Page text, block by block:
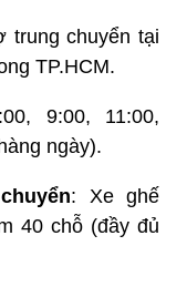
trung chuyển tại
TP.HCM.
9:00, 11:00,
ngày).
: Xe ghế
40 chỗ (đầy đủ